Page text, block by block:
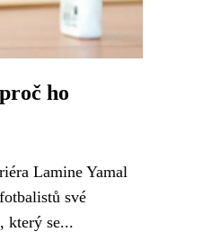
ho
Lamine Yamal
své
který se...